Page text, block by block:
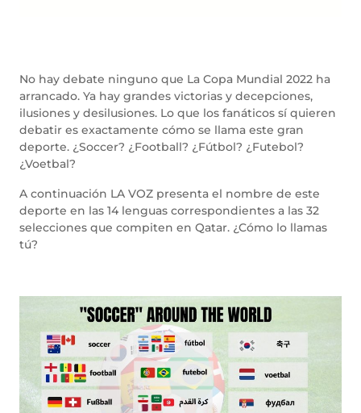
No hay debate ninguno que La Copa Mundial 2022 ha
arrancado. Ya hay grandes victorias y decepciones,
ilusiones y desilusiones. Lo que los fanáticos sí quieren
debatir es exactamente cómo se llama este gran
deporte. ¿Soccer? ¿Football? ¿Fútbol? ¿Futebol?
¿Voetbal?
A continuación LA VOZ presenta el nombre de este
deporte en las 14 lenguas correspondientes a las 32
selecciones que compiten en Qatar. ¿Cómo lo llamas
tú?